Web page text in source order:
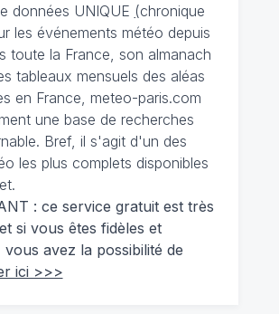
données UNIQUE (chronique
les événements météo depuis
toute la France, son almanach
tableaux mensuels des aléas
en France, meteo-paris.com
une base de recherches
Bref, il s'agit d'un des
les plus complets disponibles
: ce service gratuit est très
si vous êtes fidèles et
vous avez la possibilité de
ici >>>